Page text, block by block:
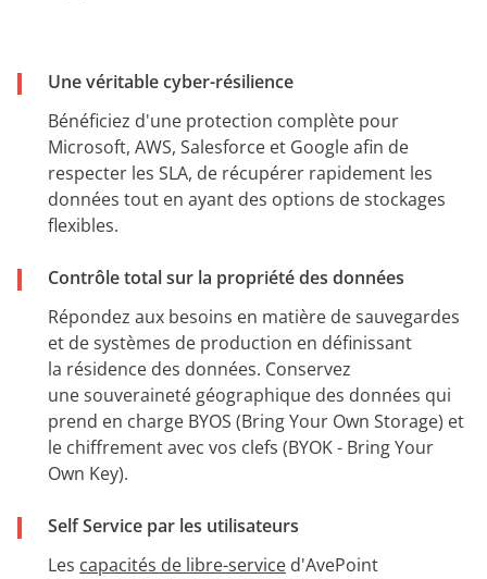
Une véritable cyber-résilience
Bénéficiez d'une protection complète pour
Microsoft, AWS, Salesforce et Google afin de
respecter les SLA, de récupérer rapidement les
données tout en ayant des options de stockages
flexibles.
Contrôle total sur la propriété des données
Répondez aux besoins en matière de sauvegardes
et de systèmes de production en définissant
la résidence des données. Conservez
une souveraineté géographique des données qui
prend en charge BYOS (Bring Your Own Storage) et
le chiffrement avec vos clefs (BYOK - Bring Your
Own Key).
Self Service par les utilisateurs
Les capacités de libre-service d'AvePoint